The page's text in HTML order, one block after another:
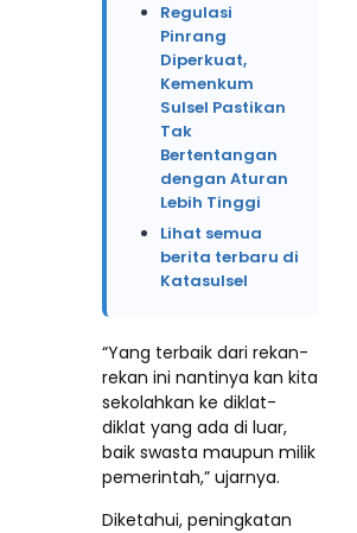
Regulasi
Pinrang
Diperkuat,
Kemenkum
Sulsel Pastikan
Tak
Bertentangan
dengan Aturan
Lebih Tinggi
Lihat semua
berita terbaru di
Katasulsel
“Yang terbaik dari rekan-
rekan ini nantinya kan kita
sekolahkan ke diklat-
diklat yang ada di luar,
baik swasta maupun milik
pemerintah,” ujarnya.
Diketahui, peningkatan